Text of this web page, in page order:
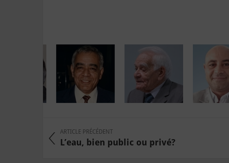
ARTICLE PRÉCÉDENT
L’eau, bien public ou privé?